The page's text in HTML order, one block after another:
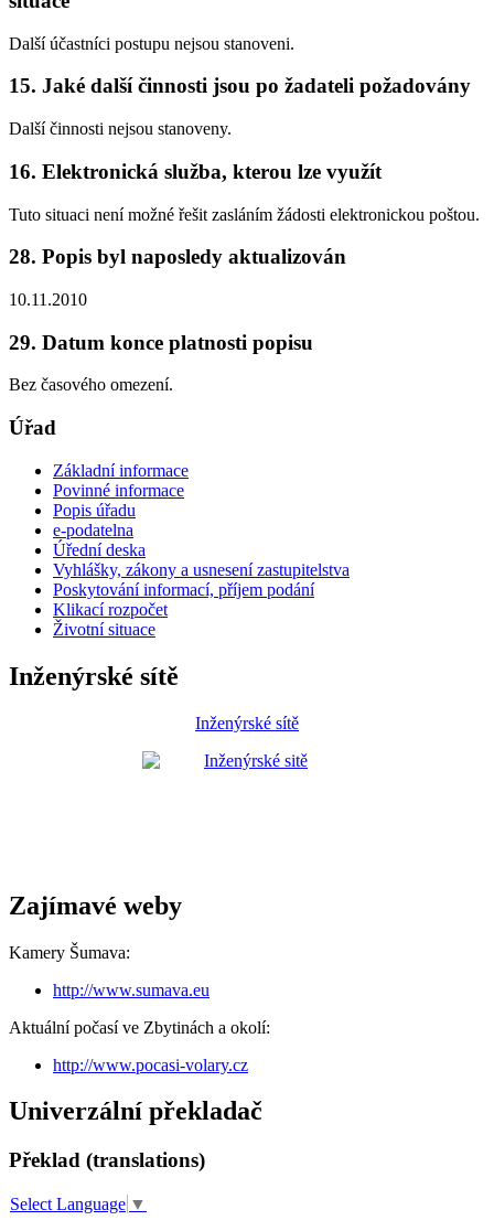
Další účastníci postupu nejsou stanoveni.
15. Jaké další činnosti jsou po žadateli požadovány
Další činnosti nejsou stanoveny.
16. Elektronická služba, kterou lze využít
Tuto situaci není možné řešit zasláním žádosti elektronickou poštou.
28. Popis byl naposledy aktualizován
10.11.2010
29. Datum konce platnosti popisu
Bez časového omezení.
Úřad
Základní informace
Povinné informace
Popis úřadu
e-podatelna
Úřední deska
Vyhlášky, zákony a usnesení zastupitelstva
Poskytování informací, příjem podání
Klikací rozpočet
Životní situace
Inženýrské sítě
Inženýrské sítě
Zajímavé weby
Kamery Šumava:
http://www.sumava.eu
Aktuální počasí ve Zbytinách a okolí:
http://www.pocasi-volary.cz
Univerzální překladač
Překlad (translations)
Select Language ▼